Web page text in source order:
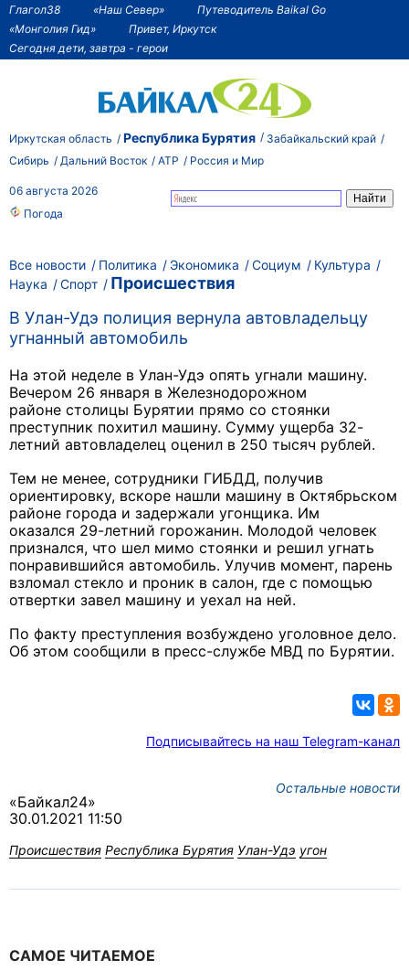
Глагол38 «Наш Север»
Путеводитель Baikal Go
«Монголия Гид»
Привет, Иркутск
Сегодня дети, завтра - герои
Иркутская область Республика Бурятия
Забайкальский край
Сибирь
Дальний Восток АТР Россия и Мир
06 августа 2026
Погода
Все новости Политика Экономика Социум
Культура
Наука
Спорт
Происшествия
В Улан-Удэ полиция вернула автовладельцу
угнанный автомобиль
На этой неделе в Улан-Удэ опять угнали машину.
Вечером 26 января в Железнодорожном
районе столицы Бурятии прямо со стоянки
преступник похитил машину. Сумму ущерба 32-
летний автовладелец оценил в 250 тысяч рублей.
Тем не менее, сотрудники ГИБДД, получив
ориентировку, вскоре нашли машину в Октябрьском
районе города и задержали угонщика. Им
оказался 29-летний горожанин. Молодой человек
признался, что шел мимо стоянки и решил угнать
понравившийся автомобиль. Улучив момент, парень
взломал стекло и проник в салон, где с помощью
отвертки завел машину и уехал на ней.
По факту преступления возбуждено уголовное дело.
Об этом сообщили в пресс-службе МВД по Бурятии.
Подписывайтесь на наш Telegram-канал
Остальные новости
«Байкал24»
30.01.2021 11:50
Происшествия Республика Бурятия Улан-Удэ угон
САМОЕ ЧИТАЕМОЕ